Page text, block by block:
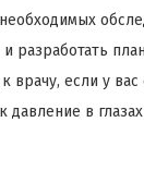
и разработать
врачу, если у
давление в